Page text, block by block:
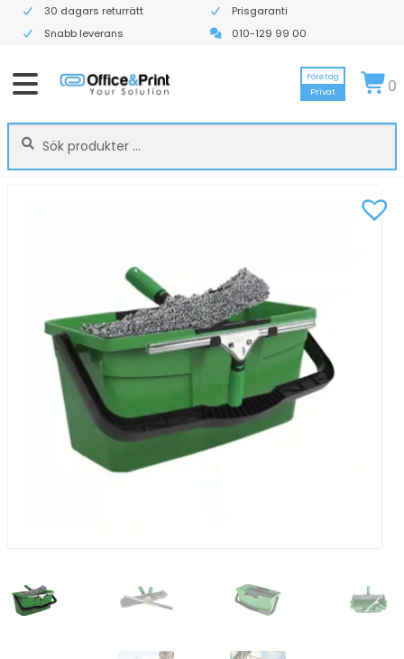
30 dagars returrätt
Prisgaranti
Snabb leverans
010-129 99 00
Sök
efter:
Sök
Företag
Privat
0